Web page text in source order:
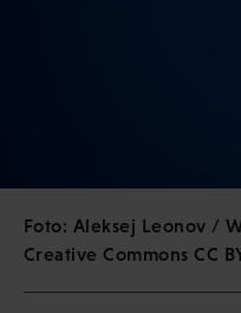
Foto: Aleksej Leonov /
Creative Commons CC